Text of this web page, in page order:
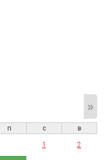
»
п с
в
1
2